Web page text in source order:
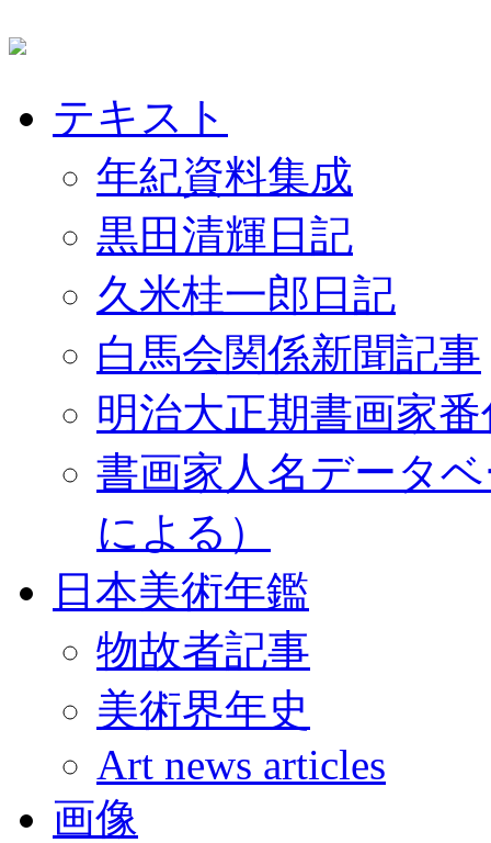
テキスト
年紀資料集成
黒田清輝日記
久米桂一郎日記
白馬会関係新聞記事
明治大正期書画家
書画家人名データ
による）
日本美術年鑑
物故者記事
美術界年史
Art news articles
画像